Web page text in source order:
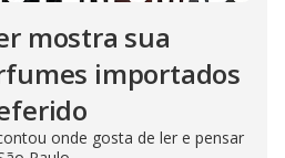
mostra sua
importados
onde gosta de ler e pensar